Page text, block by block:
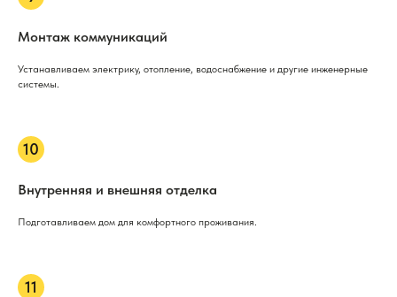
Монтаж коммуникаций
Устанавливаем электрику, отопление, водоснабжение и другие инженерные
системы.
Внутренняя и внешняя отделка
Подготавливаем дом для комфортного проживания.